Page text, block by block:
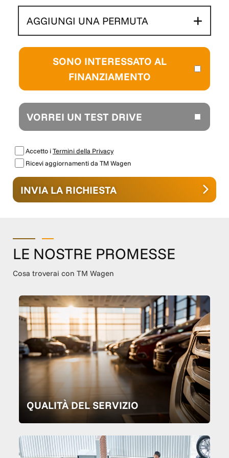
AGGIUNGI UNA PERMUTA
SONO INTERESSATO AL
FINANZIAMENTO
VORREI UN TEST DRIVE
Accetto iTermini della Privacy
Ricevi aggiornamenti da TM Wagen
INVIA LA RICHIESTA
LE NOSTRE PROMESSE
Cosa troverai con TM Wagen
QUALITÀ DEL SERVIZIO